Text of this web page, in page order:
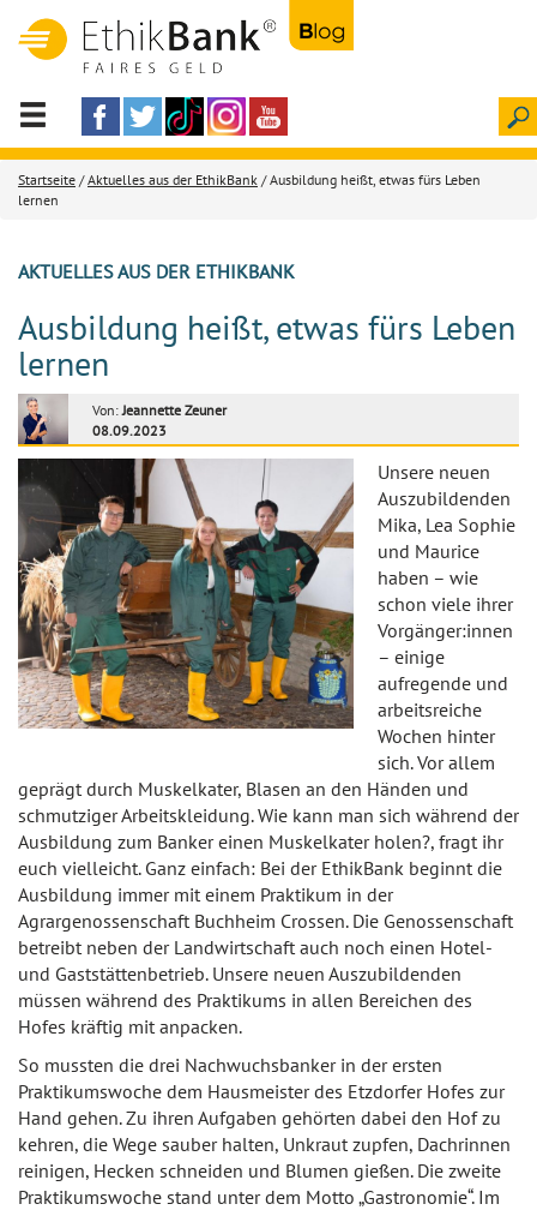
Startseite /Aktuelles aus der EthikBank / Ausbildung heißt, etwas fürs Leben
lernen
AKTUELLES AUS DER ETHIKBANK
Ausbildung heißt, etwas fürs Leben
lernen
Von:Jeannette Zeuner
08.09.2023
Unsere neuen
Auszubildenden
Mika, Lea Sophie
und Maurice
haben – wie
schon viele ihrer
Vorgänger:innen
– einige
aufregende und
arbeitsreiche
Wochen hinter
sich. Vor allem
geprägt durch Muskelkater, Blasen an den Händen und
schmutziger Arbeitskleidung. Wie kann man sich während der
Ausbildung zum Banker einen Muskelkater holen?, fragt ihr
euch vielleicht. Ganz einfach: Bei der EthikBank beginnt die
Ausbildung immer mit einem Praktikum in der
Agrargenossenschaft Buchheim Crossen. Die Genossenschaft
betreibt neben der Landwirtschaft auch noch einen Hotel-
und Gaststättenbetrieb. Unsere neuen Auszubildenden
müssen während des Praktikums in allen Bereichen des
Hofes kräftig mit anpacken.
So mussten die drei Nachwuchsbanker in der ersten
Praktikumswoche dem Hausmeister des Etzdorfer Hofes zur
Hand gehen. Zu ihren Aufgaben gehörten dabei den Hof zu
kehren, die Wege sauber halten, Unkraut zupfen, Dachrinnen
reinigen, Hecken schneiden und Blumen gießen. Die zweite
Praktikumswoche stand unter dem Motto „Gastronomie“. Im